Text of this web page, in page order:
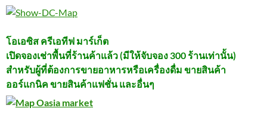
โอเอซิส ครีเอทีฟ มาร์เก็ต
เปิดจองเช่าพื้นที่ร้านค้าแล้ว (มีให้จับจอง 300 ร้านเท่านั้น)
สำหรับผู้ที่ต้องการขายอาหารหรือเครื่องดื่ม ขายสินค้า
ออร์แกนิค ขายสินค้าแฟชั่น และอื่นๆ